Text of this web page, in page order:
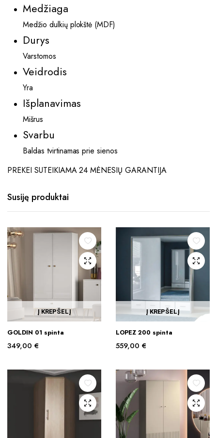
Medžiaga
Medžio dulkių plokštė (MDF)
Durys
Varstomos
Veidrodis
Yra
Išplanavimas
Mišrus
Svarbu
Baldas tvirtinamas prie sienos
PREKEI SUTEIKIAMA 24 MĖNESIŲ GARANTIJA
Susiję produktai
Į KREPŠELĮ
GOLDIN 01 spinta
349,00 €
Į KREPŠELĮ
LOPEZ 200 spinta
559,00 €